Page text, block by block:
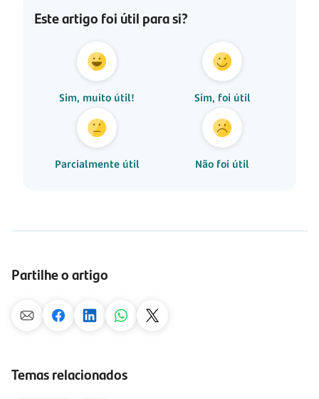
Este artigo foi útil para si?
Sim, muito útil! Sim, foi útil
Parcialmente útil Não foi útil
Partilhe o artigo
Temas relacionados